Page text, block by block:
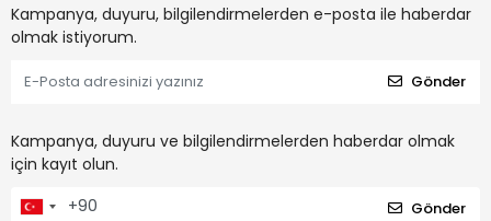
Kampanya, duyuru, bilgilendirmelerden e-posta ile haberdar
olmak istiyorum.
Gönder
Kampanya, duyuru ve bilgilendirmelerden haberdar olmak
için kayıt olun.
Gönder